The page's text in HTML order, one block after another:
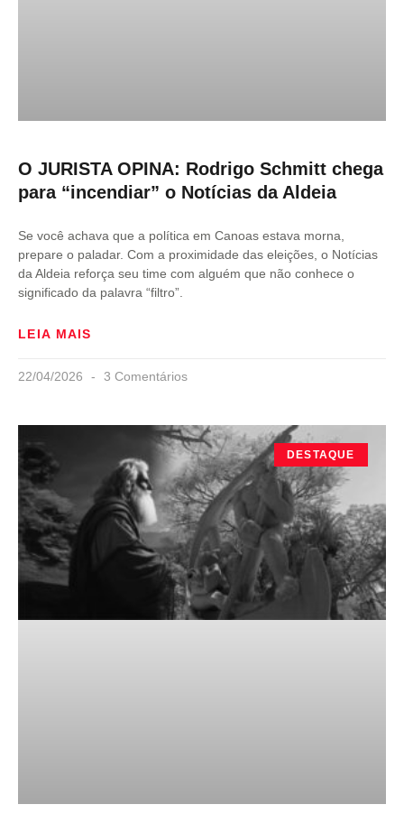
O JURISTA OPINA: Rodrigo Schmitt chega
para “incendiar” o Notícias da Aldeia
Se você achava que a política em Canoas estava morna,
prepare o paladar. Com a proximidade das eleições, o Notícias
da Aldeia reforça seu time com alguém que não conhece o
significado da palavra “filtro”.
LEIA MAIS
22/04/2026 3 Comentários
DESTAQUE